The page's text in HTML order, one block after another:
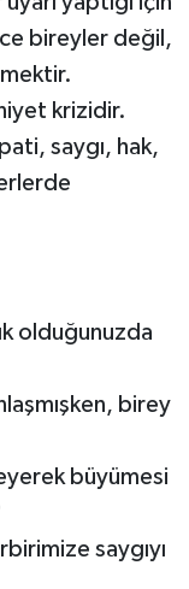
bireyler değil,
krizidir.
saygı, hak,
olduğunuzda
birey
büyümesi
saygıyı